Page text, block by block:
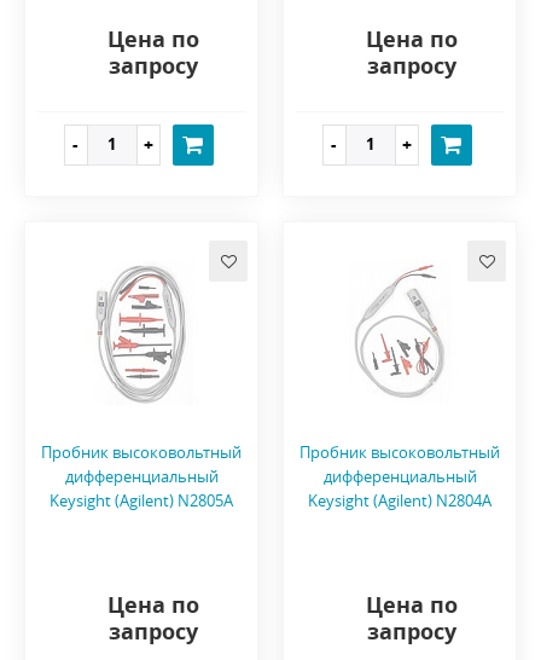
Цена по
запросу
Цена по
запросу
Пробник высоковольтный
дифференциальный
Keysight (Agilent) N2805A
Цена по
запросу
Пробник высоковольтный
дифференциальный
Keysight (Agilent) N2804A
Цена по
запросу